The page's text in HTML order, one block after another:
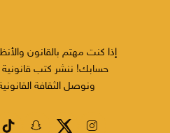
إذا كنت مهتم بالقانون
حسابك! ننشر كتب قانونية
ونوصل الثقافة